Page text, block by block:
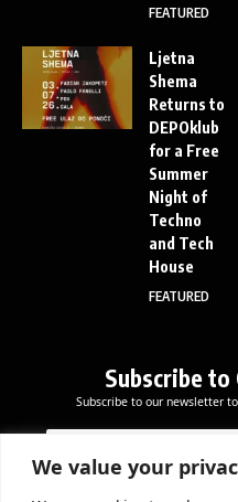
We value your
FEATURED
Ljetna
Shema
Returns to
DEPOklub
for a Free
Summer
Night of
Techno
and Tech
House
FEATURED
Subscribe
Subscribe to our newsletter
E
m
a